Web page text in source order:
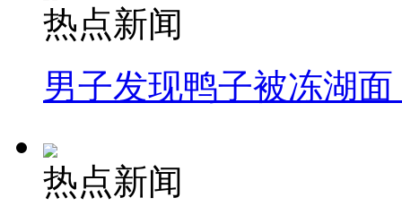
热点新闻
男子发现鸭子被冻湖
热点新闻